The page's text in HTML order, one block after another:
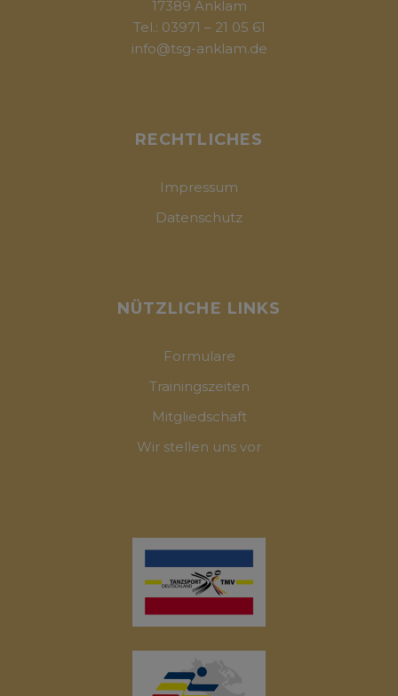
17389 Anklam
Tel.: 03971 – 21 05 61
info@tsg-anklam.de
RECHTLICHES
Impressum
Datenschutz
NÜTZLICHE LINKS
Formulare
Trainingszeiten
Mitgliedschaft
Wir stellen uns vor